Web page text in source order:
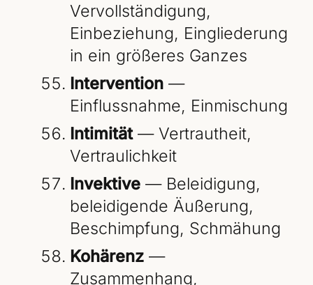
Vervollständigung,
Einbeziehung, Eingliederung
in ein größeres Ganzes
Intervention—
Einflussnahme, Einmischung
Intimität— Vertrautheit,
Vertraulichkeit
Invektive— Beleidigung,
beleidigende Äußerung,
Beschimpfung, Schmähung
Kohärenz—
Zusammenhang,